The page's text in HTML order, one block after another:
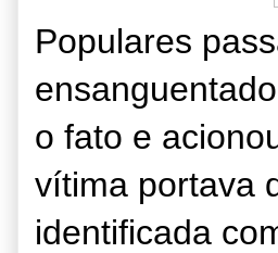
Populares
o fato e
vítima portava
identificada